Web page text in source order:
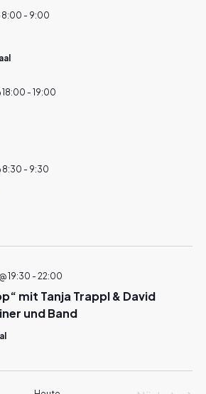
8:00 - 9:00
18:00 - 19:00
8:30 - 9:30
mit Tanja Trappl & David
und Band
19:30 - 22:00